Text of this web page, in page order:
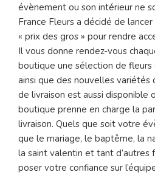
évènement ou son intérieur ne
France Fleurs a décidé de
« prix des gros » pour rendre
Il vous donne rendez-vous
boutique une sélection de
ainsi que des nouvelles variétés
de livraison est aussi disponible
boutique prenne en charge la
livraison. Quels que soit votre
que le mariage, le baptême, la
la saint valentin et tant d’autres
poser votre confiance sur